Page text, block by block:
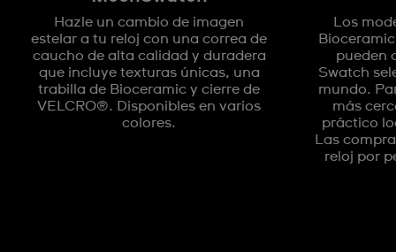
Hazle un cambio de imagen
estelar a tu reloj con una correa de
caucho de alta calidad y duradera
que incluye texturas únicas, una
trabilla de Bioceramic y cierre de
VELCRO®. Disponibles en varios
colores.
Los
pueden
Swatch
mundo.
más
práctico
Las
reloj por